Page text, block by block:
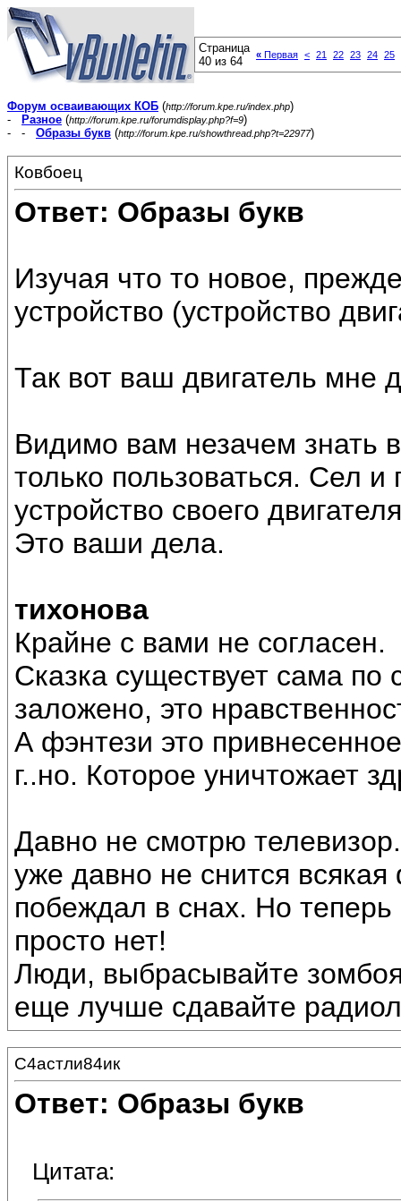
Страница
40 из 64
« Первая < 21 22 23 24 25
Форум осваивающих КОБ (http://forum.kpe.ru/index.php)
-
Разное (http://forum.kpe.ru/forumdisplay.php?f=9)
- - Образы букв (http://forum.kpe.ru/showthread.php?t=22977)
Ковбоец
Ответ: Образы букв
Изучая что то новое,
устройство (устройство
Так вот ваш двигатель мне
Видимо вам незачем знать
только пользоваться. Сел
устройство своего
Это ваши дела.
тихонова
Крайне с вами не согласен.
Сказка существует сама по
заложено, это
А фэнтези это
г..но. Которое уничтожает
Давно не смотрю
уже давно не снится
побеждал в снах. Но теперь
просто нет!
Люди, выбрасывайте
еще лучше сдавайте
С4астли84ик
Ответ: Образы букв
Цитата: